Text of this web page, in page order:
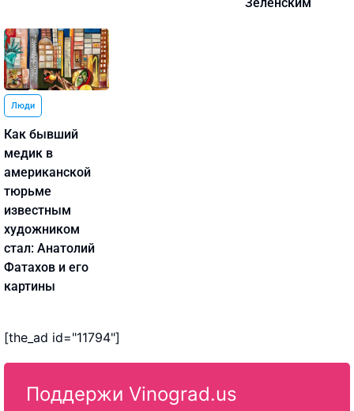
Люди
Как бывший
медик в
американской
тюрьме
известным
художником
стал: Анатолий
Фатахов и его
картины
[the_ad id="11794"]
Поддержи Vinograd.us